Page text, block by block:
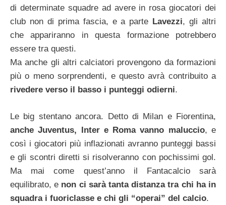
di determinate squadre ad avere in rosa giocatori dei
club non di prima fascia, e a parte Lavezzi, gli altri
che appariranno in questa formazione potrebbero
essere tra questi.
Ma anche gli altri calciatori provengono da formazioni
più o meno sorprendenti, e questo avrà contribuito a
rivedere verso il basso i punteggi odierni.
Le big stentano ancora. Detto di Milan e Fiorentina,
anche Juventus, Inter e Roma vanno maluccio, e
così i giocatori più inflazionati avranno punteggi bassi
e gli scontri diretti si risolveranno con pochissimi gol.
Ma mai come quest’anno il Fantacalcio sarà
equilibrato, e non ci sarà tanta distanza tra chi ha in
squadra i fuoriclasse e chi gli “operai” del calcio.